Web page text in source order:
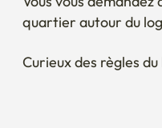
Logements